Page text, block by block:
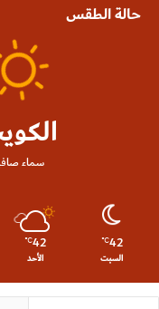
حالة الطقس
سماء
42
℃
السبت
42
℃
الأحد